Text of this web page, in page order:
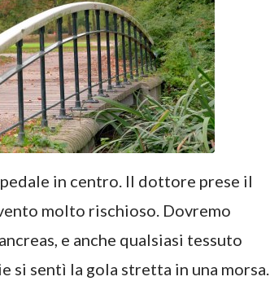
in centro. Il dottore prese il
molto rischioso. Dovremo
e anche qualsiasi tessuto
si sentì la gola stretta in una morsa.